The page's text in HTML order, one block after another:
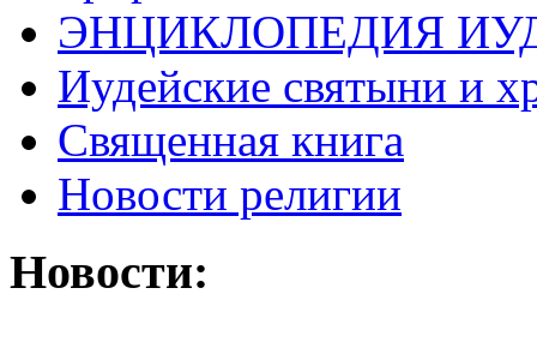
ЭНЦИКЛОПЕДИЯ
Иудейские святыни и
Священная книга
Новости религии
Новости: